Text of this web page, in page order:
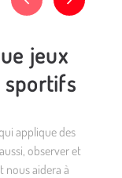
jeux
applique des
observer et
nous aidera à